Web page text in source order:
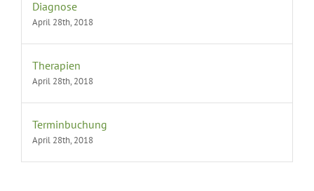
Diagnose
April 28th, 2018
Therapien
April 28th, 2018
Terminbuchung
April 28th, 2018